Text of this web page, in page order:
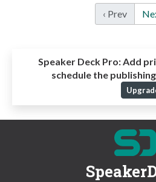
‹ Prev
Speaker Deck Pro:Add
schedule the